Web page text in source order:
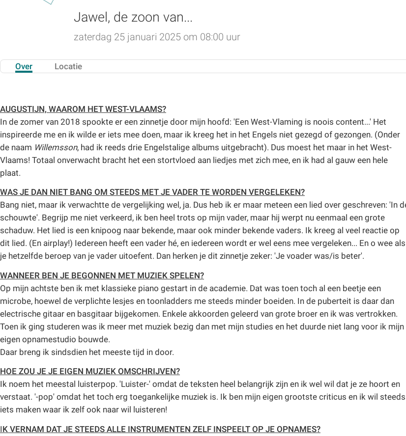
Jawel, de zoon van...
zaterdag 25 januari 2025 om 08:00 uur
Over Locatie
AUGUSTIJN, WAAROM HET WEST-VLAAMS?
In de zomer van 2018 spookte er een zinnetje door mijn hoofd: 'Een West-Vlaming is noois content...' Het
inspireerde me en ik wilde er iets mee doen, maar ik kreeg het in het Engels niet gezegd of gezongen. (Onder
de naam Willemsson, had ik reeds drie Engelstalige albums uitgebracht). Dus moest het maar in het West-
Vlaams! Totaal onverwacht bracht het een stortvloed aan liedjes met zich mee, en ik had al gauw een hele
plaat.
WAS JE DAN NIET BANG OM STEEDS MET JE VADER TE WORDEN VERGELEKEN?
Bang niet, maar ik verwachtte de vergelijking wel, ja. Dus heb ik er maar meteen een lied over geschreven: 'In
schouwte'. Begrijp me niet verkeerd, ik ben heel trots op mijn vader, maar hij werpt nu eenmaal een grote
schaduw. Het lied is een knipoog naar bekende, maar ook minder bekende vaders. Ik kreeg al veel reactie op
dit lied. (En airplay!) Iedereen heeft een vader hé, en iedereen wordt er wel eens mee vergeleken... En o wee als
je hetzelfde beroep van je vader uitoefent. Dan herken je dit zinnetje zeker: 'Je voader was/is beter'.
WANNEER BEN JE BEGONNEN MET MUZIEK SPELEN?
Op mijn achtste ben ik met klassieke piano gestart in de academie. Dat was toen toch al een beetje een
microbe, hoewel de verplichte lesjes en toonladders me steeds minder boeiden. In de puberteit is daar dan
electrische gitaar en basgitaar bijgekomen. Enkele akkoorden geleerd van grote broer en ik was vertrokken.
Toen ik ging studeren was ik meer met muziek bezig dan met mijn studies en het duurde niet lang voor ik mijn
eigen opnamestudio bouwde.
Daar breng ik sindsdien het meeste tijd in door.
HOE ZOU JE JE EIGEN MUZIEK OMSCHRIJVEN?
Ik noem het meestal luisterpop. 'Luister-' omdat de teksten heel belangrijk zijn en ik wel wil dat je ze hoort en
verstaat. '-pop' omdat het toch erg toegankelijke muziek is. Ik ben mijn eigen grootste criticus en ik wil steeds
iets maken waar ik zelf ook naar wil luisteren!
IK VERNAM DAT JE STEEDS ALLE INSTRUMENTEN ZELF INSPEELT OP JE OPNAMES?